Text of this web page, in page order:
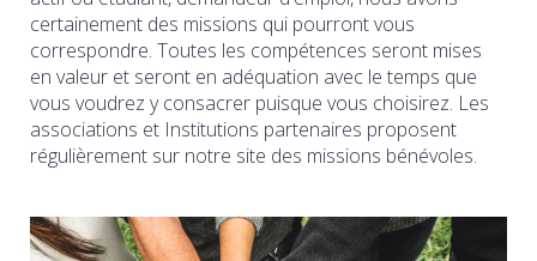
certainement des missions qui pourront vous
correspondre. Toutes les compétences seront mises
en valeur et seront en adéquation avec le temps que
vous voudrez y consacrer puisque vous choisirez. Les
associations et Institutions partenaires proposent
régulièrement sur notre site des missions bénévoles.